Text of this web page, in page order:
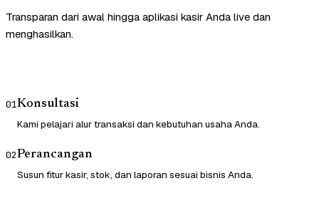
Transparan dari awal hingga aplikasi kasir Anda live dan
menghasilkan.
01Konsultasi
Kami pelajari alur transaksi dan kebutuhan usaha Anda.
02Perancangan
Susun fitur kasir, stok, dan laporan sesuai bisnis Anda.